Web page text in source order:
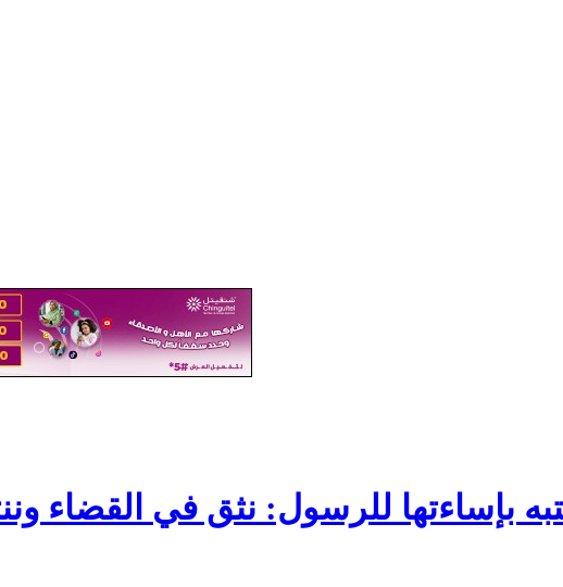
بإساءتها للرسول: نثق في القضاء